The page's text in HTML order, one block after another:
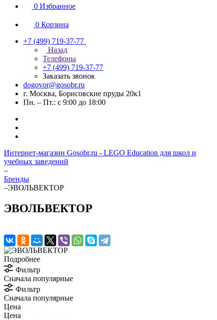
0 Избранное
0 Корзина
+7 (499) 719-37-77
Назад
Телефоны
+7 (499) 719-37-77
Заказать звонок
dogovor@gosobr.ru
г. Москва, Борисовские пруды 20к1
Пн. – Пт.: с 9:00 до 18:00
Интернет-магазин Gosobr.ru - LEGO Education для школ и
учебных заведений
–
Бренды
–ЭВОЛЬВЕКТОР
ЭВОЛЬВЕКТОР
Подробнее
Фильтр
Сначала популярные
Фильтр
Сначала популярные
Цена
Цена